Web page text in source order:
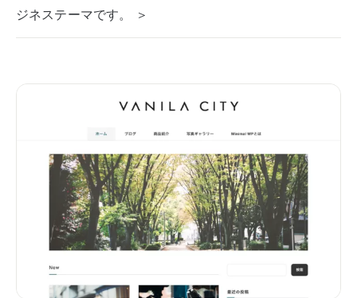
ジネステーマです。 ＞